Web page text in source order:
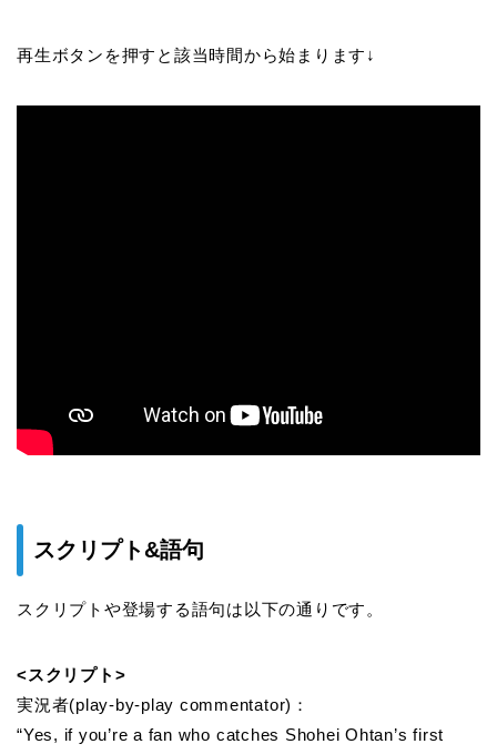
再生ボタンを押すと該当時間から始まります↓
スクリプト&語句
スクリプトや登場する語句は以下の通りです。
<スクリプト>
実況者(play-by-play commentator)：
“Yes, if you’re a fan who catches Shohei Ohtan’s first